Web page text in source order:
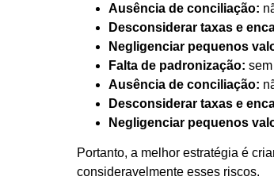
Ausência de conciliação:
Desconsiderar taxas e
Negligenciar pequenos
Falta de padronização:
Ausência de conciliação:
Desconsiderar taxas e
Negligenciar pequenos
Portanto, a melhor estratégia é
consideravelmente esses riscos.